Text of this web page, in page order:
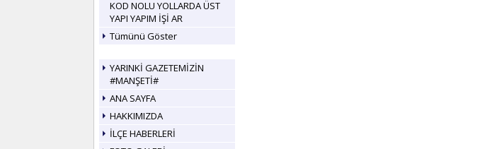
KOD NOLU YOLLARDA ÜST
YAPI YAPIM İŞİ AR
Tümünü Göster
YARINKİ GAZETEMİZİN
#MANŞETİ#
ANA SAYFA
HAKKIMIZDA
İLÇE HABERLERİ